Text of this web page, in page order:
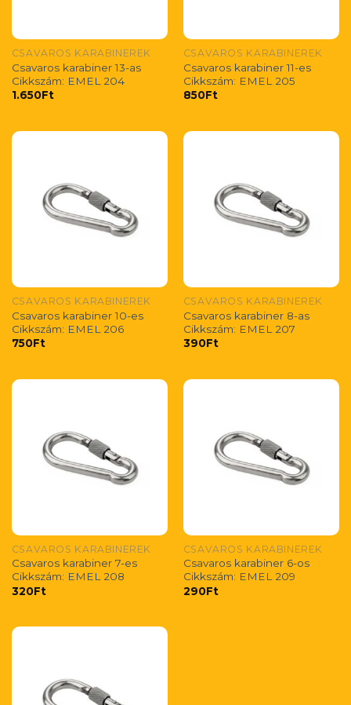
CSAVAROS KARABINEREK
Csavaros karabiner 13-as
Cikkszám: EMEL 204
1.650Ft
CSAVAROS KARABINEREK
Csavaros karabiner 11-es
Cikkszám: EMEL 205
850Ft
CSAVAROS KARABINEREK
Csavaros karabiner 10-es
Cikkszám: EMEL 206
750Ft
CSAVAROS KARABINEREK
Csavaros karabiner 8-as
Cikkszám: EMEL 207
390Ft
CSAVAROS KARABINEREK
Csavaros karabiner 7-es
Cikkszám: EMEL 208
320Ft
CSAVAROS KARABINEREK
Csavaros karabiner 6-os
Cikkszám: EMEL 209
290Ft